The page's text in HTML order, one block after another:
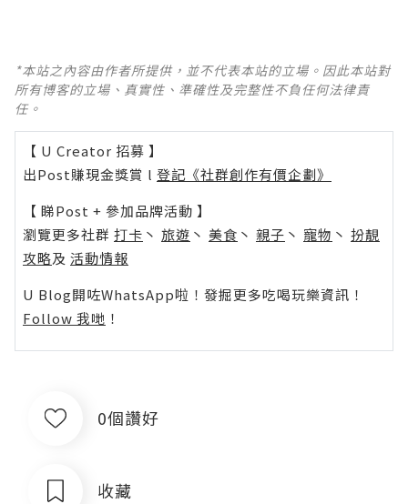
*本站之內容由作者所提供，並不代表本站的立場。因此本站對
所有博客的立場、真實性、準確性及完整性不負任何法律責
任。
【 U Creator 招募 】
出Post賺現金獎賞 l 登記《社群創作有價企劃》
【 睇Post + 參加品牌活動 】
瀏覽更多社群 打卡 丶 旅遊 丶 美食 丶 親子 丶 寵物 丶 扮靚
攻略及 活動情報
U Blog開咗WhatsApp啦！發掘更多吃喝玩樂資訊！
Follow 我哋 ！
0個讚好
收藏